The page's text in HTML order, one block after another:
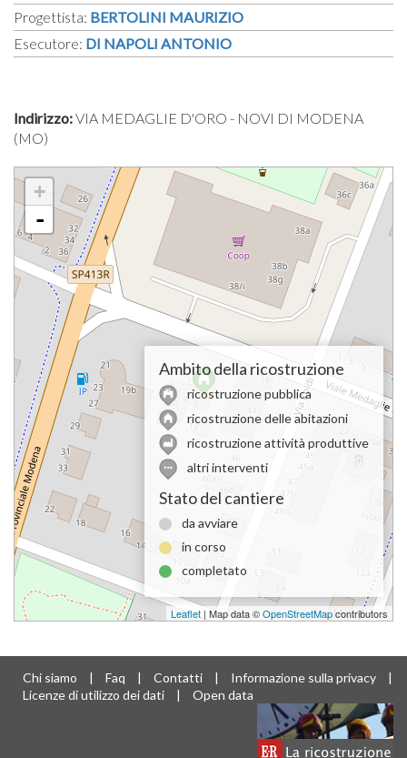
Progettista: BERTOLINI MAURIZIO
Esecutore: DI NAPOLI ANTONIO
Indirizzo:VIA MEDAGLIE D'ORO - NOVI DI MODENA
(MO)
+
-
Ambito della ricostruzione
ricostruzione pubblica
ricostruzione delle abitazioni
ricostruzione attività produttive
altri interventi
Stato del cantiere
da avviare
in corso
completato
Leaflet | Map data ©OpenStreetMapcontributors
Chi siamo | Faq | Contatti | Informazione sulla privacy
|
Licenze di utilizzo dei dati
| Open data